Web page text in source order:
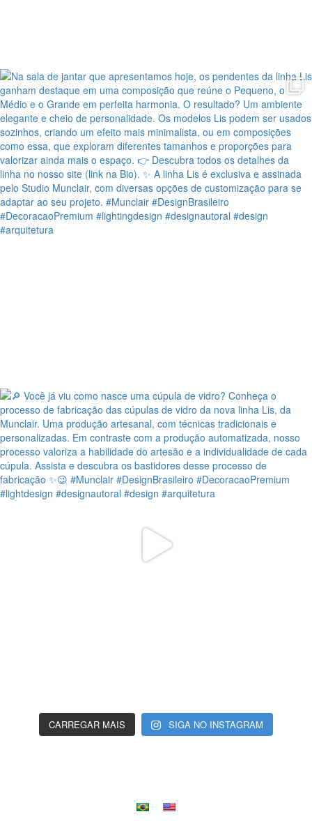
CARREGAR MAIS SIGA NO INSTAGRAM